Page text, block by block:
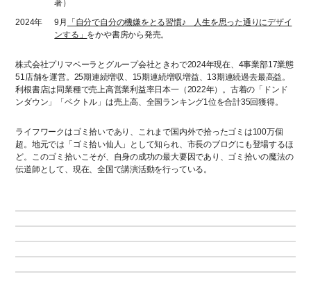
著）
2024年
9月
「自分で自分の機嫌をとる習慣♪ 人生を思った通りにデザイ
ンする」 をかや書房から発売。
株式会社プリマベーラとグループ会社ときわで2024年現在、4事業部17業態
51店舗を運営。25期連続増収、15期連続増収増益、13期連続過去最高益。
利根書店は同業種で売上高営業利益率日本一（2022年）。古着の「ドンド
ンダウン」「ベクトル」は売上高、全国ランキング1位を合計35回獲得。
ライフワークはゴミ拾いであり、これまで国内外で拾ったゴミは100万個
超。地元では「ゴミ拾い仙人」として知られ、市長のブログにも登場するほ
ど。このゴミ拾いこそが、自身の成功の最大要因であり、ゴミ拾いの魔法の
伝道師として、現在、全国で講演活動を行っている。